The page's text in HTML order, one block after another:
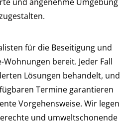
und angenehme Umgebung
für die Beseitigung und
Wohnungen bereit. Jeder Fall
Lösungen behandelt, und
Termine garantieren
Vorgehensweise. Wir legen
und umweltschonende